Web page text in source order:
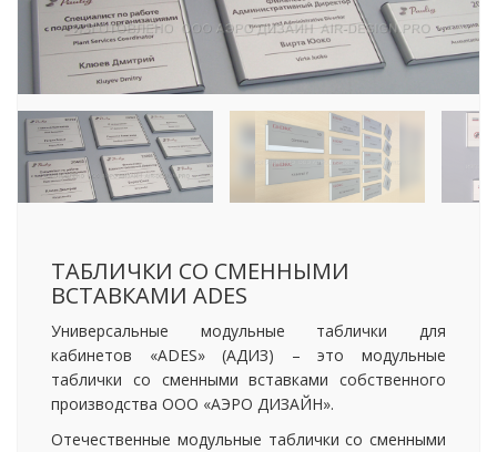
ТАБЛИЧКИ СО СМЕННЫМИ
ВСТАВКАМИ ADES
Универсальные модульные таблички для
кабинетов «ADES» (АДИЗ) – это модульные
таблички со сменными вставками собственного
производства ООО «АЭРО ДИЗАЙН».
Отечественные модульные таблички со сменными